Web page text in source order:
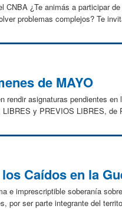
CNBA ¿Te animás a participar
problemas complejos? Te
de MAYO
rendir asignaturas pendientes
y PREVIOS LIBRES,
Caídos en la
e imprescriptible soberanía
por ser parte integrante del